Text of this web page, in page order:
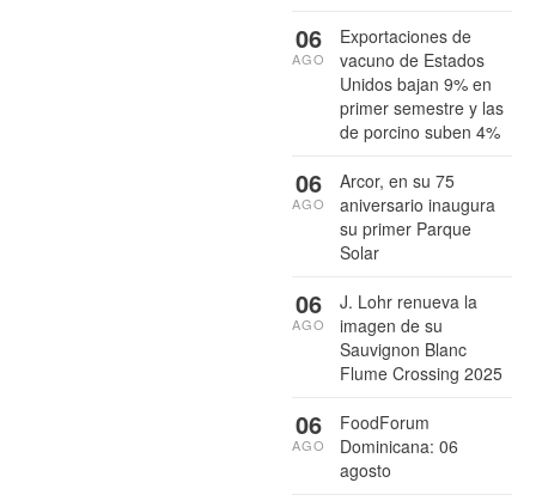
Exportaciones de
vacuno de Estados
Unidos bajan 9% en
primer semestre y las
de porcino suben 4%
06
AGO
Arcor, en su 75
aniversario inaugura
su primer Parque
Solar
06
AGO
J. Lohr renueva la
imagen de su
Sauvignon Blanc
Flume Crossing 2025
06
AGO
FoodForum
Dominicana: 06
agosto
06
AGO